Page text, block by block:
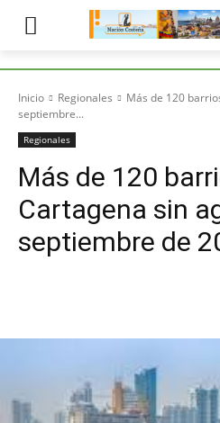
Inicio Regionales
Más de 120
septiembre...
Regionales
Más de 120
Cartagena sin
septiembre de